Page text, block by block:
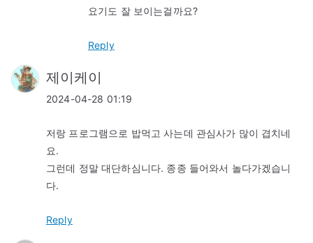
요기도 잘 보이는걸까요?
Reply
제이케이
2024-04-28 01:19
저랑 프로그램으로 밥먹고 사는데 관심사가 많이 겹치네
요.
그런데 정말 대단하심니다. 종종 들어와서 놀다가겠습니
다.
Reply